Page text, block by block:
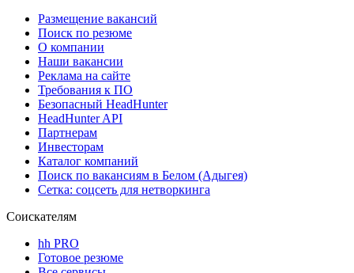
Размещение вакансий
Поиск по резюме
О компании
Наши вакансии
Реклама на сайте
Требования к ПО
Безопасный HeadHunter
HeadHunter API
Партнерам
Инвесторам
Каталог компаний
Поиск по вакансиям в Белом (Адыгея)
Сетка: соцсеть для нетворкинга
Соискателям
hh PRO
Готовое резюме